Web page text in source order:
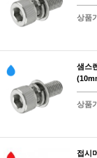
상품
샘스
상품
접시